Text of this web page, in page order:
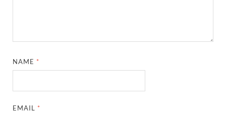
NAME *
EMAIL *